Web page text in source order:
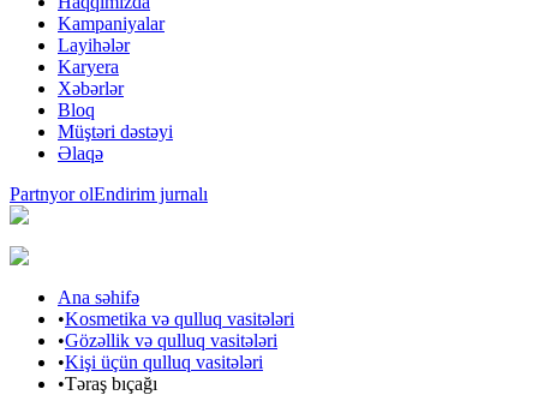
Kampaniyalar
Layihələr
Karyera
Xəbərlər
Bloq
Müştəri dəstəyi
Əlaqə
Partnyor olEndirim jurnalı
Ana səhifə
•Kosmetika və qulluq vasitələri
•Gözəllik və qulluq vasitələri
•Kişi üçün qulluq vasitələri
•Təraş bıçağı